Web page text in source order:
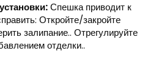
Спешка приводит к
Откройте/закройте
залипание.. Отрегулируйте
отделки..